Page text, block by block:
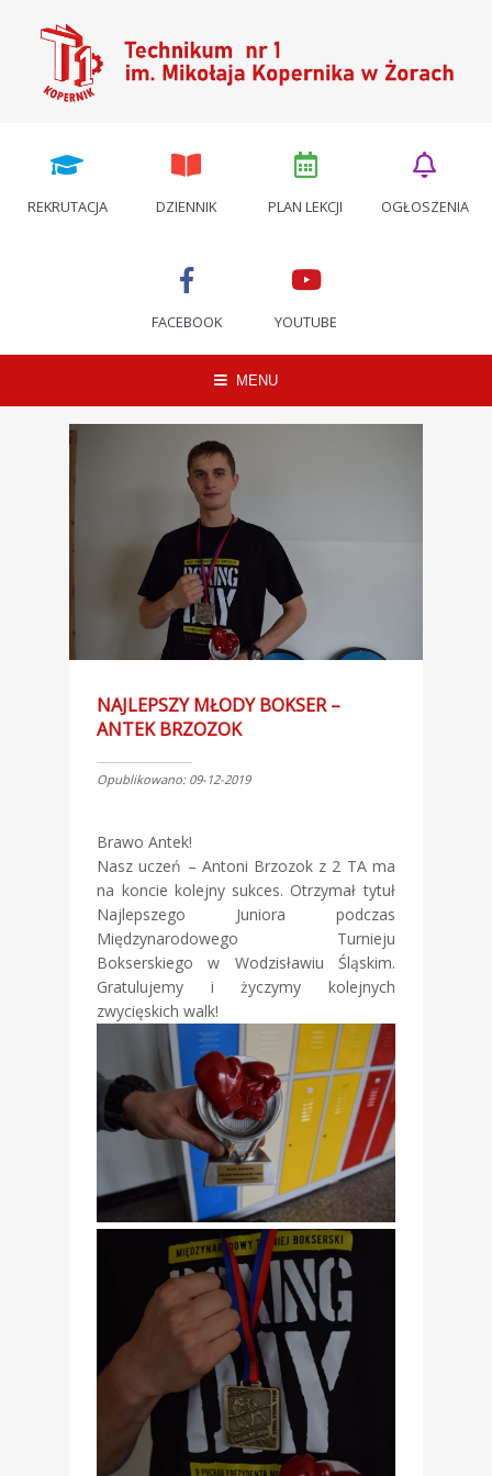
REKRUTACJA DZIENNIK PLAN LEKCJI OGŁOSZENIA
FACEBOOK YOUTUBE
MENU
NAJLEPSZY MŁODY BOKSER –
ANTEK BRZOZOK
Opublikowano: 09-12-2019
Brawo Antek!
Nasz uczeń – Antoni Brzozok z 2 TA ma
na koncie kolejny sukces. Otrzymał tytuł
Najlepszego Juniora podczas
Międzynarodowego Turnieju
Bokserskiego w Wodzisławiu Śląskim.
Gratulujemy i życzymy kolejnych
zwycięskich walk!